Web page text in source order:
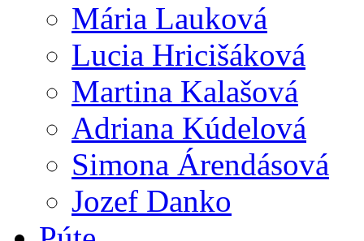
Mária Lauková
Lucia Hricišáková
Martina Kalašová
Adriana Kúdelová
Simona Árendásová
Jozef Danko